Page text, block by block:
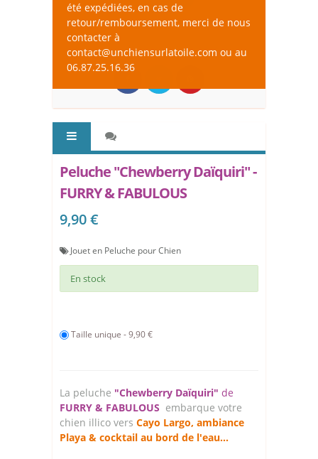
été expédiées, en cas de
retour/remboursement, merci de nous
contacter à
contact@unchiensurlatoile.com ou au
06.87.25.16.36
Peluche "Chewberry Daïquiri" -
FURRY & FABULOUS
9,90 €
Jouet en Peluche pour Chien
En stock
Taille unique - 9,90 €
La peluche "Chewberry Daïquiri" de
FURRY & FABULOUS embarque votre
chien illico vers Cayo Largo, ambiance
Playa & cocktail au bord de l'eau...